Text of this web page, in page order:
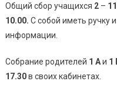
Общий сбор учащихся 2– 11
10.00. С собой иметь ручку
информации.
Собрание родителей 1 Аи 1
17.30в своих кабинетах.